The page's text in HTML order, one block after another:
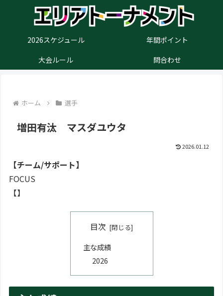
2026スケジュール
年間ポイント
大会ルール
問合わせ
ホーム 選手
増田有汰 マスダユウタ
2026.01.12
【チーム/サポート】
FOCUS
【】
目次
主な成績
2026